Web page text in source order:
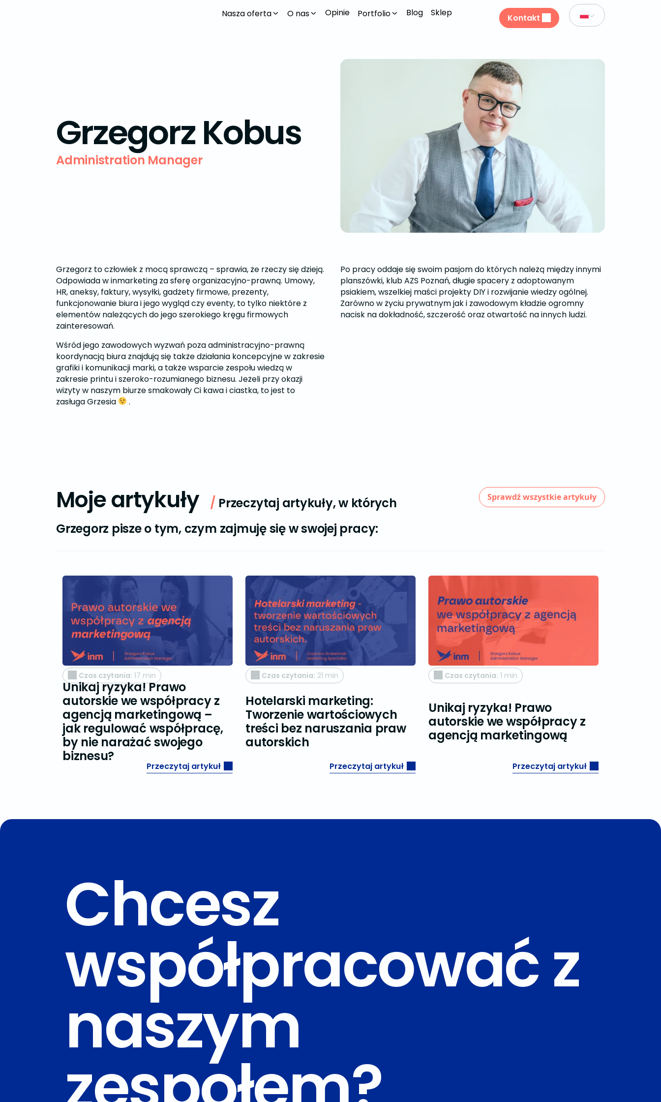
Nasza oferta O nas Opinie Portfolio Blog Sklep Kontakt
Grzegorz Kobus
Administration Manager
​​Grzegorz to człowiek z mocą sprawczą – sprawia, że rzeczy się dzieją.
Odpowiada w inmarketing za sferę organizacyjno-prawną. Umowy,
HR, aneksy, faktury, wysyłki, gadżety firmowe, prezenty,
funkcjonowanie biura i jego wygląd czy eventy, to tylko niektóre z
elementów należących do jego szerokiego kręgu firmowych
zainteresowań.
Wśród jego zawodowych wyzwań poza administracyjno-prawną
koordynacją biura znajdują się także działania koncepcyjne w zakresie
grafiki i komunikacji marki, a także wsparcie zespołu wiedzą w
zakresie printu i szeroko-rozumianego biznesu. Jeżeli przy okazji
wizyty w naszym biurze smakowały Ci kawa i ciastka, to jest to
zasługa Grzesia
.
Po pracy oddaje się swoim pasjom do których należą między innymi
planszówki, klub AZS Poznań, długie spacery z adoptowanym
psiakiem, wszelkiej maści projekty DIY i rozwijanie wiedzy ogólnej.
Zarówno w życiu prywatnym jak i zawodowym kładzie ogromny
nacisk na dokładność, szczerość oraz otwartość na innych ludzi.
Moje artykuły / Przeczytaj artykuły, w których
Grzegorz pisze o tym, czym zajmuję się w swojej pracy:
Sprawdź wszystkie artykuły
Czas czytania: 17 min
Unikaj ryzyka! Prawo
autorskie we współpracy z
agencją marketingową –
jak regulować współpracę,
by nie narażać swojego
biznesu?
Przeczytaj artykuł
Czas czytania: 21 min
Hotelarski marketing:
Tworzenie wartościowych
treści bez naruszania praw
autorskich
Przeczytaj artykuł
Czas czytania: 1 min
Unikaj ryzyka! Prawo
autorskie we współpracy z
agencją marketingową
Przeczytaj artykuł
Chcesz
współpracować z
naszym